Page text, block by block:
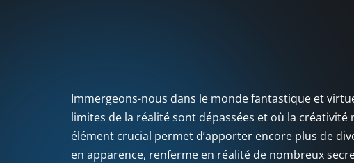
Immergeons-nous dans le monde fantastique et
limites de la réalité sont dépassées et où la
élément crucial permet d’apporter encore plus de
en apparence, renferme en réalité de nombreux